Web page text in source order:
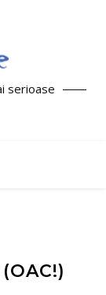
serioase